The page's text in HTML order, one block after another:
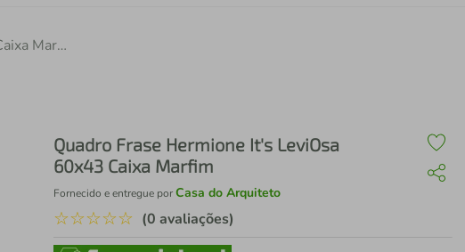
Quadro Frase Hermione It's LeviOsa 60x43 Caixa Marfim
Quadro Frase Hermione It's LeviOsa
60x43 Caixa Marfim
Fornecido e entregue porCasa do Arquiteto
☆☆☆☆☆ (0 avaliações)